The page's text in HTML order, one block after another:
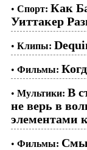
• Спорт: Как
Уиттакер
• Клипы:
• Фильмы:
• Мультики: В
не верь в
элементами
• Фильмы: